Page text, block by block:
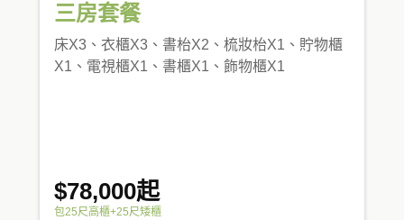
三房套餐
床X3、衣櫃X3、書枱X2、梳妝枱X1、貯物櫃
X1、電視櫃X1、書櫃X1、飾物櫃X1
$78,000起
包25尺高櫃+25尺矮櫃